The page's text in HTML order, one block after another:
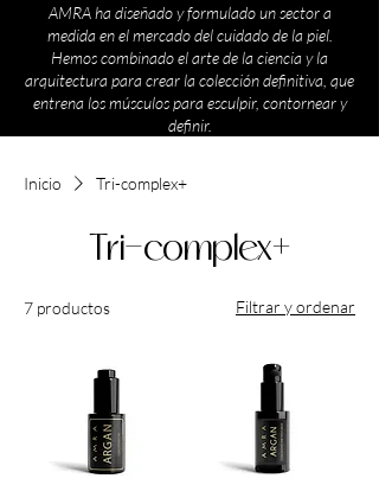
AMRA ha diseñado y formulado un sector a
medida en el mercado del cuidado de la piel.
Hemos combinado el arte de la ciencia y la
arquitectura para crear la colección definitiva, que
entrena los músculos para esculpir, contornear y
definir.
Inicio Tri-complex+
Tri-complex+
7 productos Filtrar y ordenar